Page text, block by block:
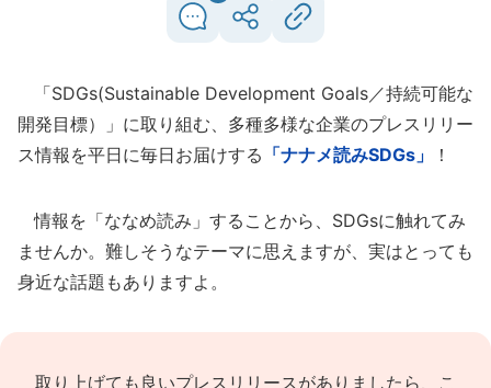
「SDGs(Sustainable Development Goals／持続可能な
開発目標）」に取り組む、多種多様な企業のプレスリリー
ス情報を平日に毎日お届けする 「ナナメ読みSDGs」 ！
情報を「ななめ読み」することから、SDGsに触れてみ
ませんか。難しそうなテーマに思えますが、実はとっても
身近な話題もありますよ。
取り上げても良いプレスリリースがありましたら、 こ